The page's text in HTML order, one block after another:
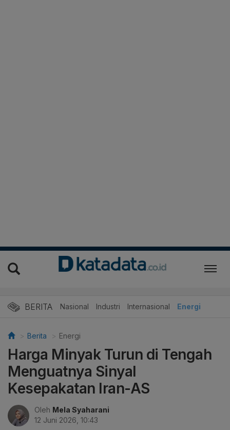
BERITA Nasional Industri Internasional Energi
Berita Energi
Harga Minyak Turun di Tengah
Menguatnya Sinyal
Kesepakatan Iran-AS
Oleh Mela Syaharani
12 Juni 2026, 10:43